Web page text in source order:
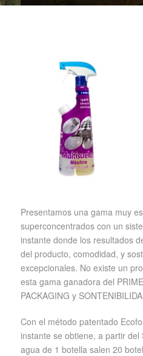
Presentamos una gama muy
superconcentrados con un
instante donde los resultados
del producto, comodidad, y
excepcionales. No existe un
esta gama ganadora del
PACKAGING y
Con el método patentado
instante se obtiene, a partir
agua de 1 botella salen 20